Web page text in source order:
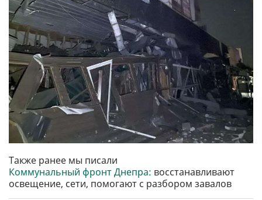
Также ранее мы писали
Коммунальный фронт Днепра: восстанавливают
освещение, сети, помогают с разбором завалов